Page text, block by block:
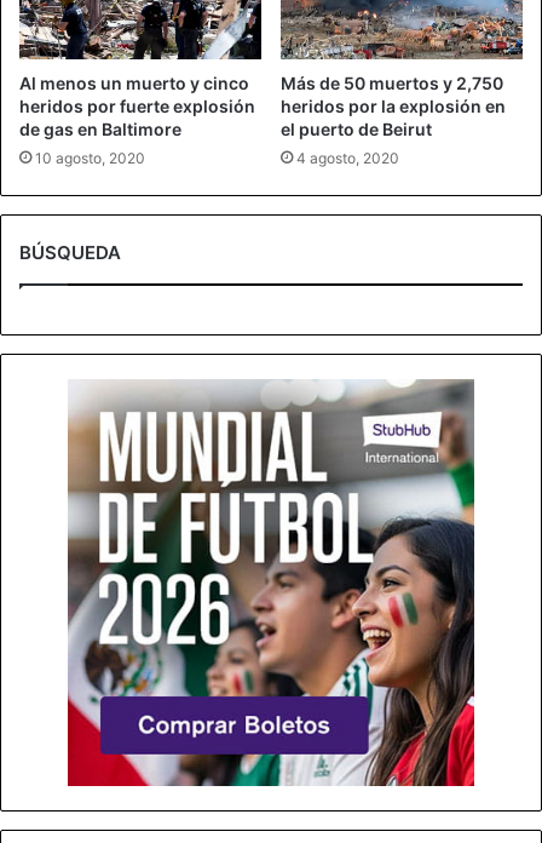
Al menos un muerto y cinco
heridos por fuerte explosión
de gas en Baltimore
10 agosto, 2020
Más de 50 muertos y 2,750
heridos por la explosión en
el puerto de Beirut
4 agosto, 2020
BÚSQUEDA